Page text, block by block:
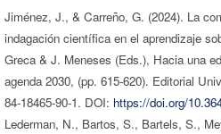
Jiménez, J., & Carreño, G. (2024). La
indagación científica en el aprendizaje
Greca & J. Meneses (Eds.), Hacia una
agenda 2030, (pp. 615-620). Editorial
84-18465-90-1. DOI: https://doi.org/
Lederman, N., Bartos, S., Bartels, S.,